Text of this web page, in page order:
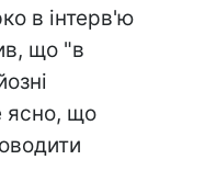
в інтерв'ю
що "в
ясно, що